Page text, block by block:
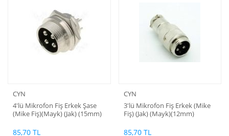
CYN
4'lü Mikrofon Fiş Erkek Şase
(Mike Fiş)(Mayk) (Jak) (15mm)
85,70 TL
CYN
3'lü Mikrofon Fiş Erkek (Mike
Fiş) (Jak) (Mayk)(12mm)
85,70 TL